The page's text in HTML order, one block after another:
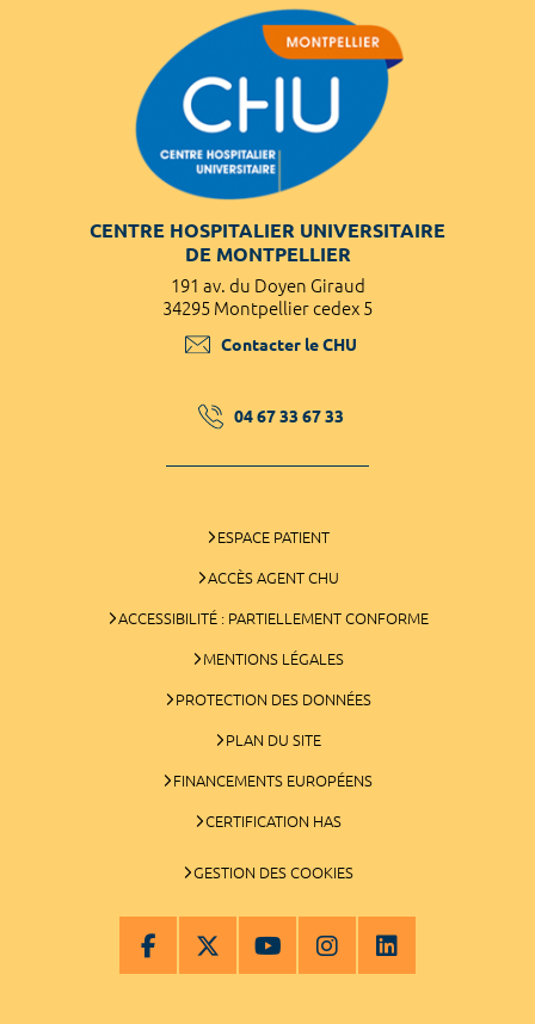
CENTRE HOSPITALIER UNIVERSITAIRE
DE MONTPELLIER
191 av. du Doyen Giraud
34295 Montpellier cedex 5
Contacter le CHU
04 67 33 67 33
ESPACE PATIENT
ACCÈS AGENT CHU
ACCESSIBILITÉ : PARTIELLEMENT CONFORME
MENTIONS LÉGALES
PROTECTION DES DONNÉES
PLAN DU SITE
FINANCEMENTS EUROPÉENS
CERTIFICATION HAS
GESTION DES COOKIES